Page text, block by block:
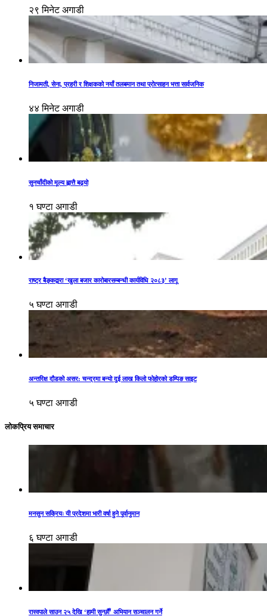
२९ मिनेट अगाडी
निजामती, सेना, प्रहरी र शिक्षकको नयाँ तलबमान तथा प्रोत्साहन भत्ता सार्वजनिक
४४ मिनेट अगाडी
सुनचाँदीको मूल्य ह्वात्तै बढ्यो
१ घण्टा अगाडी
राष्ट्र बैङ्कद्वारा ‘खुला बजार कारोबारसम्बन्धी कार्यविधि २०८३’ लागू
५ घण्टा अगाडी
अन्तरिक्ष दौडको असर: चन्द्रमा बन्यो दुई लाख किलो फोहोरको डम्पिङ साइट
५ घण्टा अगाडी
लोकप्रिय समाचार
मनसुन सक्रियः यी प्रदेशमा भारी वर्षा हुने पूर्वानुमान
६ घण्टा अगाडी
रास्वपाले साउन २५ देखि ‘हामी सुन्छौँ’ अभियान सञ्चालन गर्ने